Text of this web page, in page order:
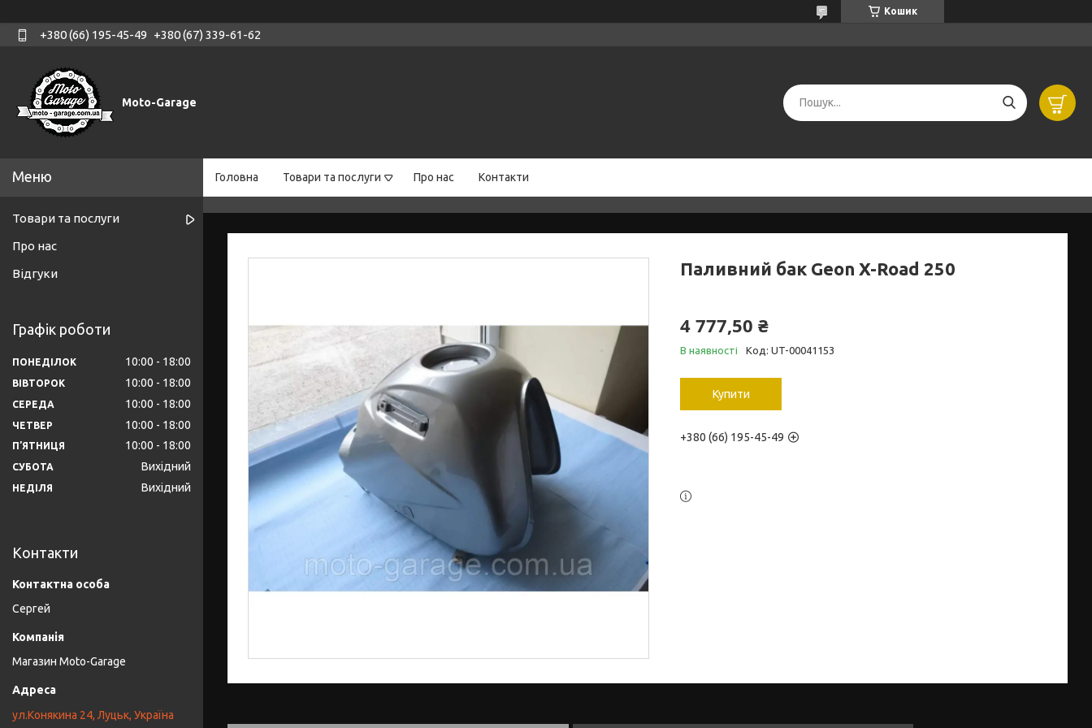
Кошик
+380 (66) 195-45-49 +380 (67) 339-61-62
Moto-Garage
Головна Товари та послуги Про нас Контакти
Паливний бак Geon X-Road 250
4 777,50 ₴
В наявності Код: UT-00041153
Купити
+380 (66) 195-45-49
Товари та послуги
Про нас
Відгуки
Графік роботи
ПОНЕДІЛОК 10:00 18:00
ВІВТОРОК 10:00 18:00
СЕРЕДА 10:00 18:00
ЧЕТВЕР 10:00 18:00
ПʼЯТНИЦЯ 10:00 18:00
СУБОТА Вихідний
НЕДІЛЯ Вихідний
Контакти
Сергей
Магазин Moto-Garage
ул.Конякина 24, Луцьк, Україна